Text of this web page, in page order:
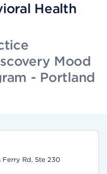
Health
Mood
- Portland
Ferry Rd, Ste 230